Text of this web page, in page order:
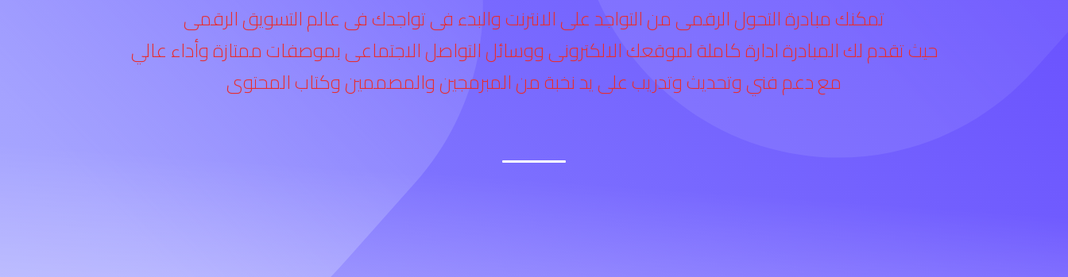
تمكنك مبادرة التحول الرقمى من التواجد على الانترنت والبدء فى تواجدك فى عالم التسويق الرقمى
حيث تقدم لك المبادرة ادارة كاملة لموقعك الالكترونى ووسائل التواصل الاجتماعى بموصفات ممتازة وأداء عالي
مع دعم فني وتحديث وتدريب على يد نخبة من المبرمجين والمصممين وكتاب المحتوى